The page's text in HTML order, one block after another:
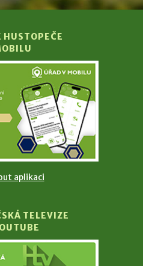
HUSTOPEČE
aplikaci
TELEVIZE